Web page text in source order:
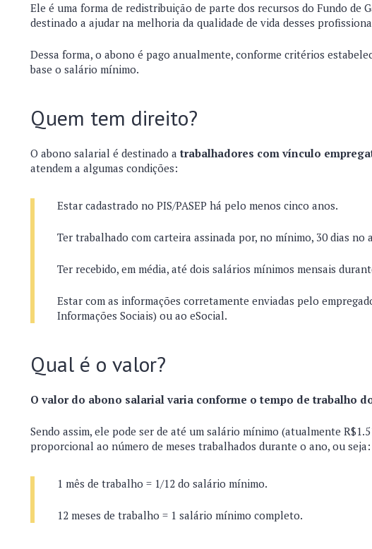
Ele é uma forma de redistribuição de parte dos recursos do Fundo de
destinado a ajudar na melhoria da qualidade de vida desses
Dessa forma, o abono é pago anualmente, conforme critérios
base o salário mínimo.
Quem tem direito?
O abono salarial é destinado a trabalhadores com vínculo
atendem a algumas condições:
Estar cadastrado no PIS/PASEP há pelo menos cinco anos.
Ter trabalhado com carteira assinada por, no mínimo, 30 dias no
Ter recebido, em média, até dois salários mínimos mensais
Estar com as informações corretamente enviadas pelo
Informações Sociais) ou ao eSocial.
Qual é o valor?
O valor do abono salarial varia conforme o tempo de trabalho
Sendo assim, ele pode ser de até um salário mínimo (atualmente
proporcional ao número de meses trabalhados durante o ano, ou seja:
1 mês de trabalho = 1/12 do salário mínimo.
12 meses de trabalho = 1 salário mínimo completo.